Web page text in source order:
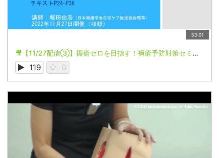
53:01
🎥【11/27配信③】褥瘡ゼロを目指す！褥瘡予防対策セミナー
119 0